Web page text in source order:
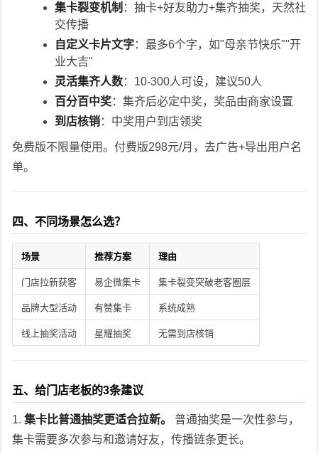
集卡裂变机制 ：抽卡+好友助力+集齐抽奖，天然社
交传播
自定义卡片文字：最多6个字，如"母亲节快乐""开
业大吉"
灵活集齐人数：10-300人可设，建议50人
百分百中奖：集齐后必定中奖，奖品由商家设置
到店核销：中奖用户到店领奖
免费版不限量使用。付费版298元/月，去广告+导出用户名
单。
四、不同场景怎么选？
场景 推荐方案 理由
门店拉新获客 易企微集卡 集卡裂变突破老客圈层
品牌大型活动 有赞集卡 系统成熟
线上抽奖活动 星耀抽奖 无需到店核销
五、给门店老板的3条建议
1. 集卡比普通抽奖更适合拉新。
普通抽奖是一次性参与，
集卡需要多次参与和邀请好友，传播链条更长。